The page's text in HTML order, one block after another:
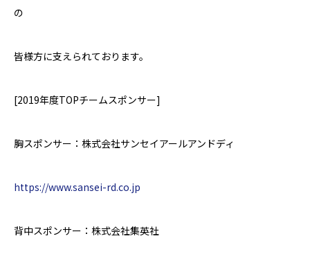
の
皆様方に支えられております。
[2019年度TOPチームスポンサー]
胸スポンサー：株式会社サンセイアールアンドディ
https://www.sansei-rd.co.jp
背中スポンサー：株式会社集英社